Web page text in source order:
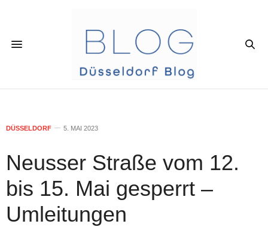
DÜSSELDORF 5. MAI 2023
Neusser Straße vom 12.
bis 15. Mai gesperrt –
Umleitungen